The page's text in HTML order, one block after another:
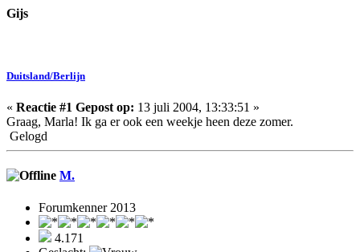
Gijs
Duitsland/Berlijn
« Reactie #1 Gepost op: 13 juli 2004, 13:33:51 »
Graag, Marla! Ik ga er ook een weekje heen deze zomer.
Gelogd
M.
Forumkenner 2013
4.171